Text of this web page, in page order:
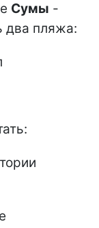
Сумы -
два пляжа: